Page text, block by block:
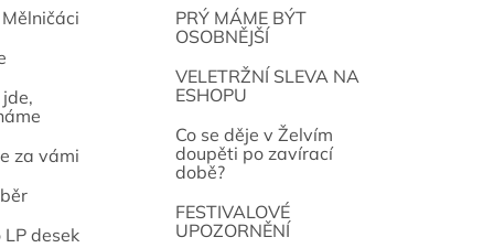
za vámi
desek
PRÝ MÁME BÝT
OSOBNĚJŠÍ
VELETRŽNÍ SLEVA NA
ESHOPU
Co se děje v Želvím
doupěti po zavírací
době?
FESTIVALOVÉ
UPOZORNĚNÍ